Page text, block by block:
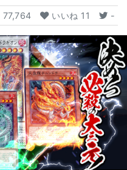
77,764 いいね 11 -